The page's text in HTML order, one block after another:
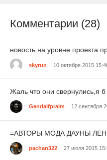
Комментарии (28)
новость на уровне проекта
skyrun 10 октября 2015
Жаль что они свернулись,я
Gendalfpraim 12 сентября
=АВТОРЫ МОДА ДАУНЫ
pachan322 27 июля 2015